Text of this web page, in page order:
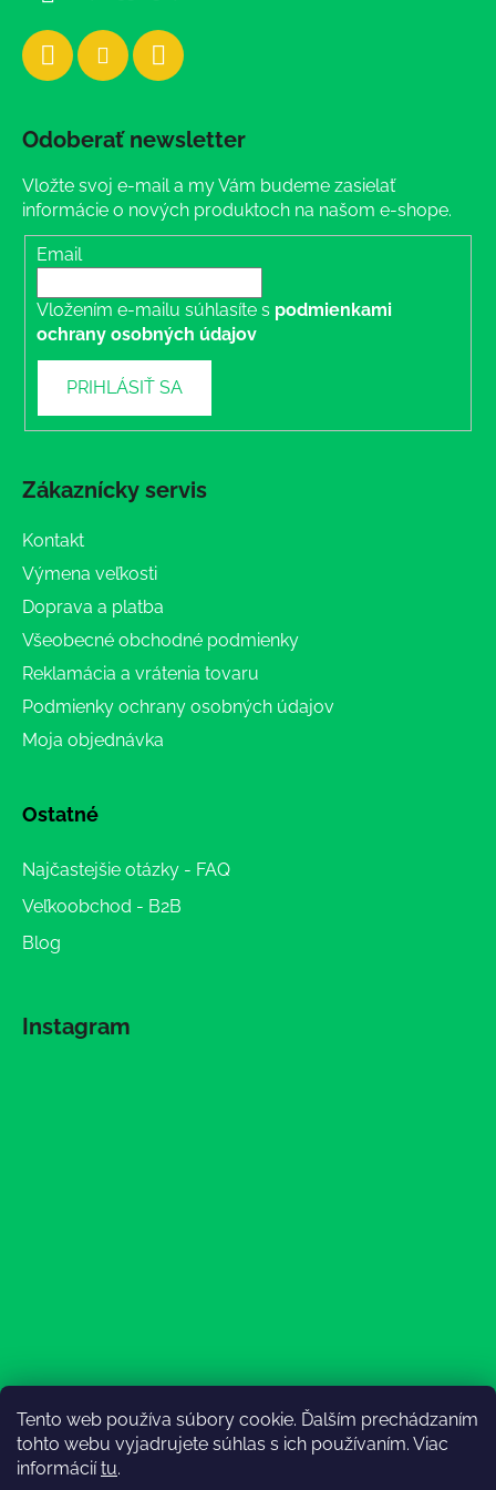
Tento web používa súbory cookie. Ďalším prechádzaním
tohto webu vyjadrujete súhlas s ich používaním. Viac
informáciítu.
Odoberať newsletter
Vložte svoj e-mail a my Vám budeme zasielať
informácie o nových produktoch na našom e-shope.
Email
Vložením e-mailu súhlasíte s podmienkami
ochrany osobných údajov
PRIHLÁSIŤ SA
Zákaznícky servis
Kontakt
Výmena veľkosti
Doprava a platba
Všeobecné obchodné podmienky
Reklamácia a vrátenia tovaru
Podmienky ochrany osobných údajov
Moja objednávka
Ostatné
Najčastejšie otázky - FAQ
Veľkoobchod - B2B
Blog
Instagram
Sledovať na Instagrame